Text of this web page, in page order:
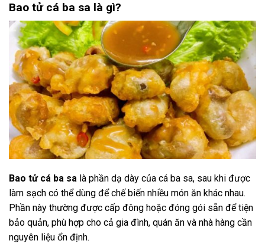
Bao tử cá ba sa là gì?
Bao tử cá ba sa là phần dạ dày của cá ba sa, sau khi được
làm sạch có thể dùng để chế biến nhiều món ăn khác nhau.
Phần này thường được cấp đông hoặc đóng gói sẵn để tiện
bảo quản, phù hợp cho cả gia đình, quán ăn và nhà hàng cần
nguyên liệu ổn định.